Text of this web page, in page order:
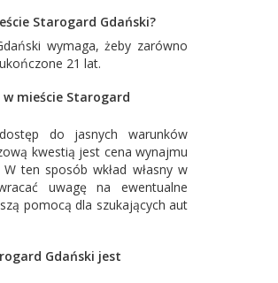
Starogard Gdański?
wymaga, żeby zarówno
21 lat.
mieście Starogard
do jasnych warunków
kwestią jest cena wynajmu
ten sposób wkład własny w
uwagę na ewentualne
pomocą dla szukających aut
Gdański jest